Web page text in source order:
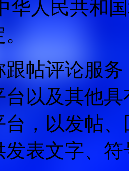
华人民共和
帖评论服
台以及其他
，以发帖
发表文字、